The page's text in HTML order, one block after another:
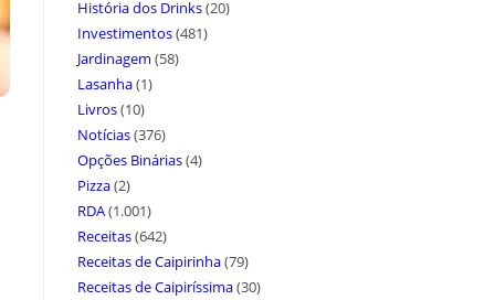
História dos Drinks(20)
Investimentos(481)
Jardinagem (58)
Lasanha(1)
Livros(10)
Notícias(376)
Opções Binárias(4)
Pizza(2)
RDA(1.001)
Receitas(642)
Receitas de Caipirinha(79)
Receitas de Caipiríssima(30)